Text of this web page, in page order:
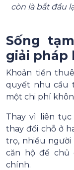
còn là bắt đầu
Sống
giải pháp
Khoản tiền
quyết nhu cầu
một chi phí
Thay vì liên
thay đổi chỗ ở
trọ, nhiều người
căn hộ để chủ
chính.